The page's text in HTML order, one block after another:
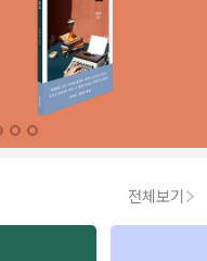
전체보기